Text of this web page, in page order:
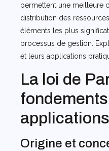
permettent une meilleure
distribution des
éléments les plus
processus de gestion.
et leurs applications
La loi de
applications
Origine et